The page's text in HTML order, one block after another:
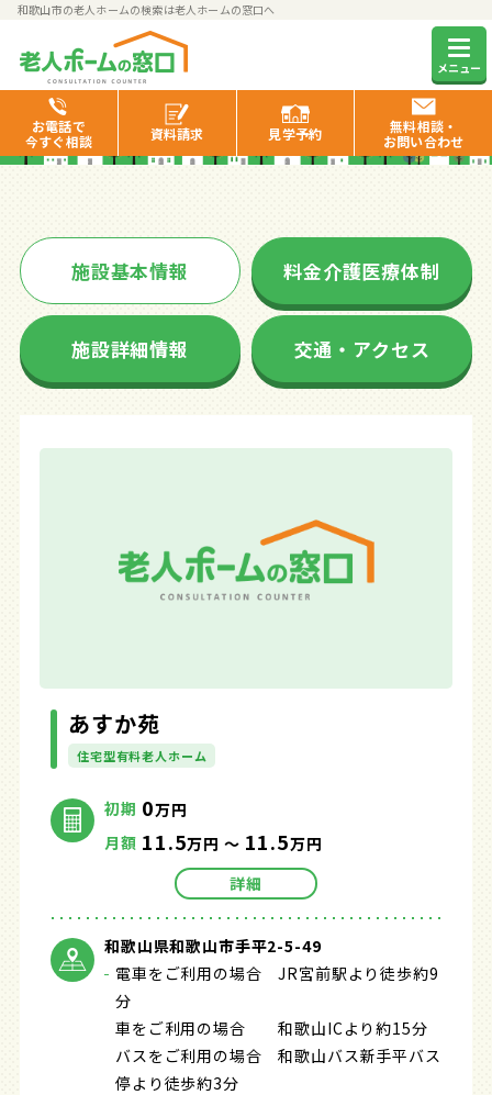
和歌山市の老人ホームの検索は老人ホームの窓口へ
メニュー
お電話で
今すぐ相談
資料請求 見学予約
無料相談・
お問い合わせ
あすか苑
施設基本情報 料金介護医療体制
施設詳細情報 交通・アクセス
あすか苑
住宅型有料老人ホーム
初期 0万円
月額 11.5万円 ～ 11.5万円
詳細
和歌山県和歌山市手平2-5-49
電車をご利用の場合 JR宮前駅より徒歩約9
分
車をご利用の場合 和歌山ICより約15分
バスをご利用の場合 和歌山バス新手平バス
停より徒歩約3分